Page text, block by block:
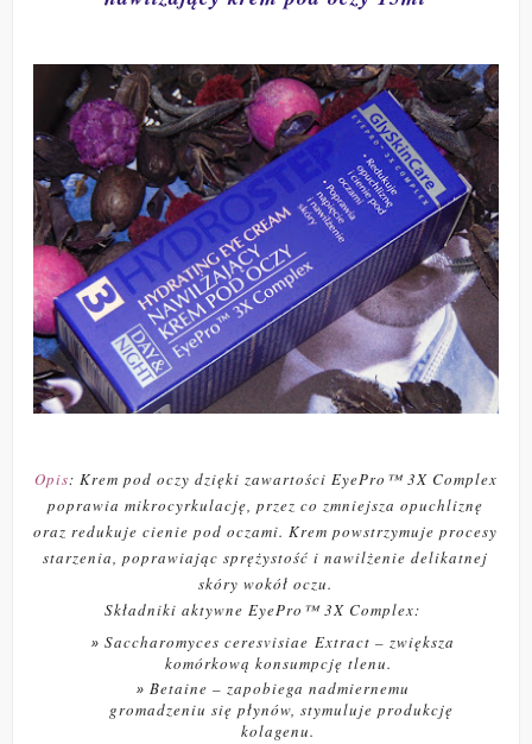
Opis: Krem pod oczy dzięki zawartości EyePro™ 3X Complex
poprawia mikrocyrkulację, przez co zmniejsza opuchliznę
oraz redukuje cienie pod oczami. Krem powstrzymuje procesy
starzenia, poprawiając sprężystość i nawilżenie delikatnej
skóry wokół oczu.
Składniki aktywne EyePro™ 3X Complex:
Saccharomyces ceresvisiae Extract – zwiększa
komórkową konsumpcję tlenu.
Betaine – zapobiega nadmiernemu
gromadzeniu się płynów, stymuluje produkcję
kolagenu.